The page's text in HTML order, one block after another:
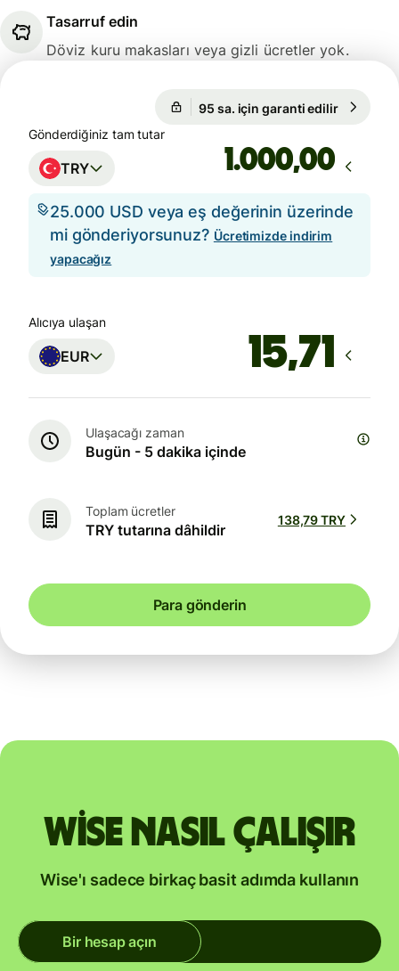
Tasarruf edin
Döviz kuru makasları veya gizli ücretler yok.
95 sa. için garanti edilir
Gönderdiğiniz tam tutar
TRY ,00
25.000 USD veya eş değerinin üzerinde
mi gönderiyorsunuz? Ücretimizde indirim
yapacağız
Alıcıya ulaşan
EUR
Ulaşacağı zaman
Bugün - 5 dakika içinde
Toplam ücretler
TRY tutarına dâhildir
138,79 TRY
Para gönderin
Wise nasıl çalışır
Wise'ı sadece birkaç basit adımda kullanın
Bir hesap açın